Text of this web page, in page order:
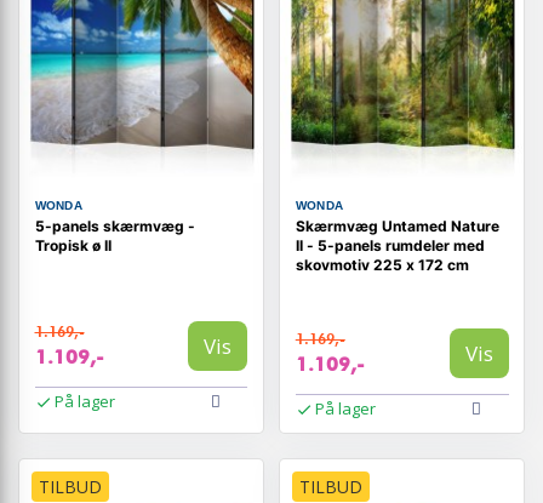
WONDA
5-panels skærmvæg -
Tropisk ø II
1.169,-
1.109,- Vis
På lager
WONDA
Skærmvæg Untamed Nature
II - 5-panels rumdeler med
skovmotiv 225 x 172 cm
1.169,-
1.109,- Vis
På lager
TILBUD TILBUD